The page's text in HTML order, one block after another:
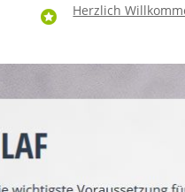
Herzlich